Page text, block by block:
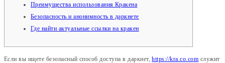
Преимущества использования Кракена
Безопасность и анонимность в даркнете
Где найти актуальные ссылки на кракен
Если вы ищете безопасный способ доступа в даркнет,https://kra.co.com служит